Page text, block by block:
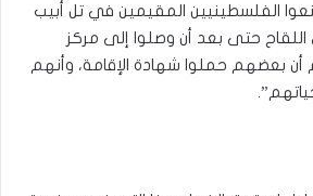
الفلسطينيين المقيمين في تل أبيب
حتى بعد أن وصلوا إلى مركز
بعضهم حملوا شهادة الإقامة، وأنهم